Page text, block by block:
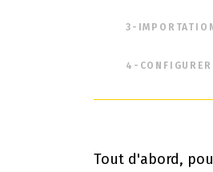
3-
4-
Tout d'abord,